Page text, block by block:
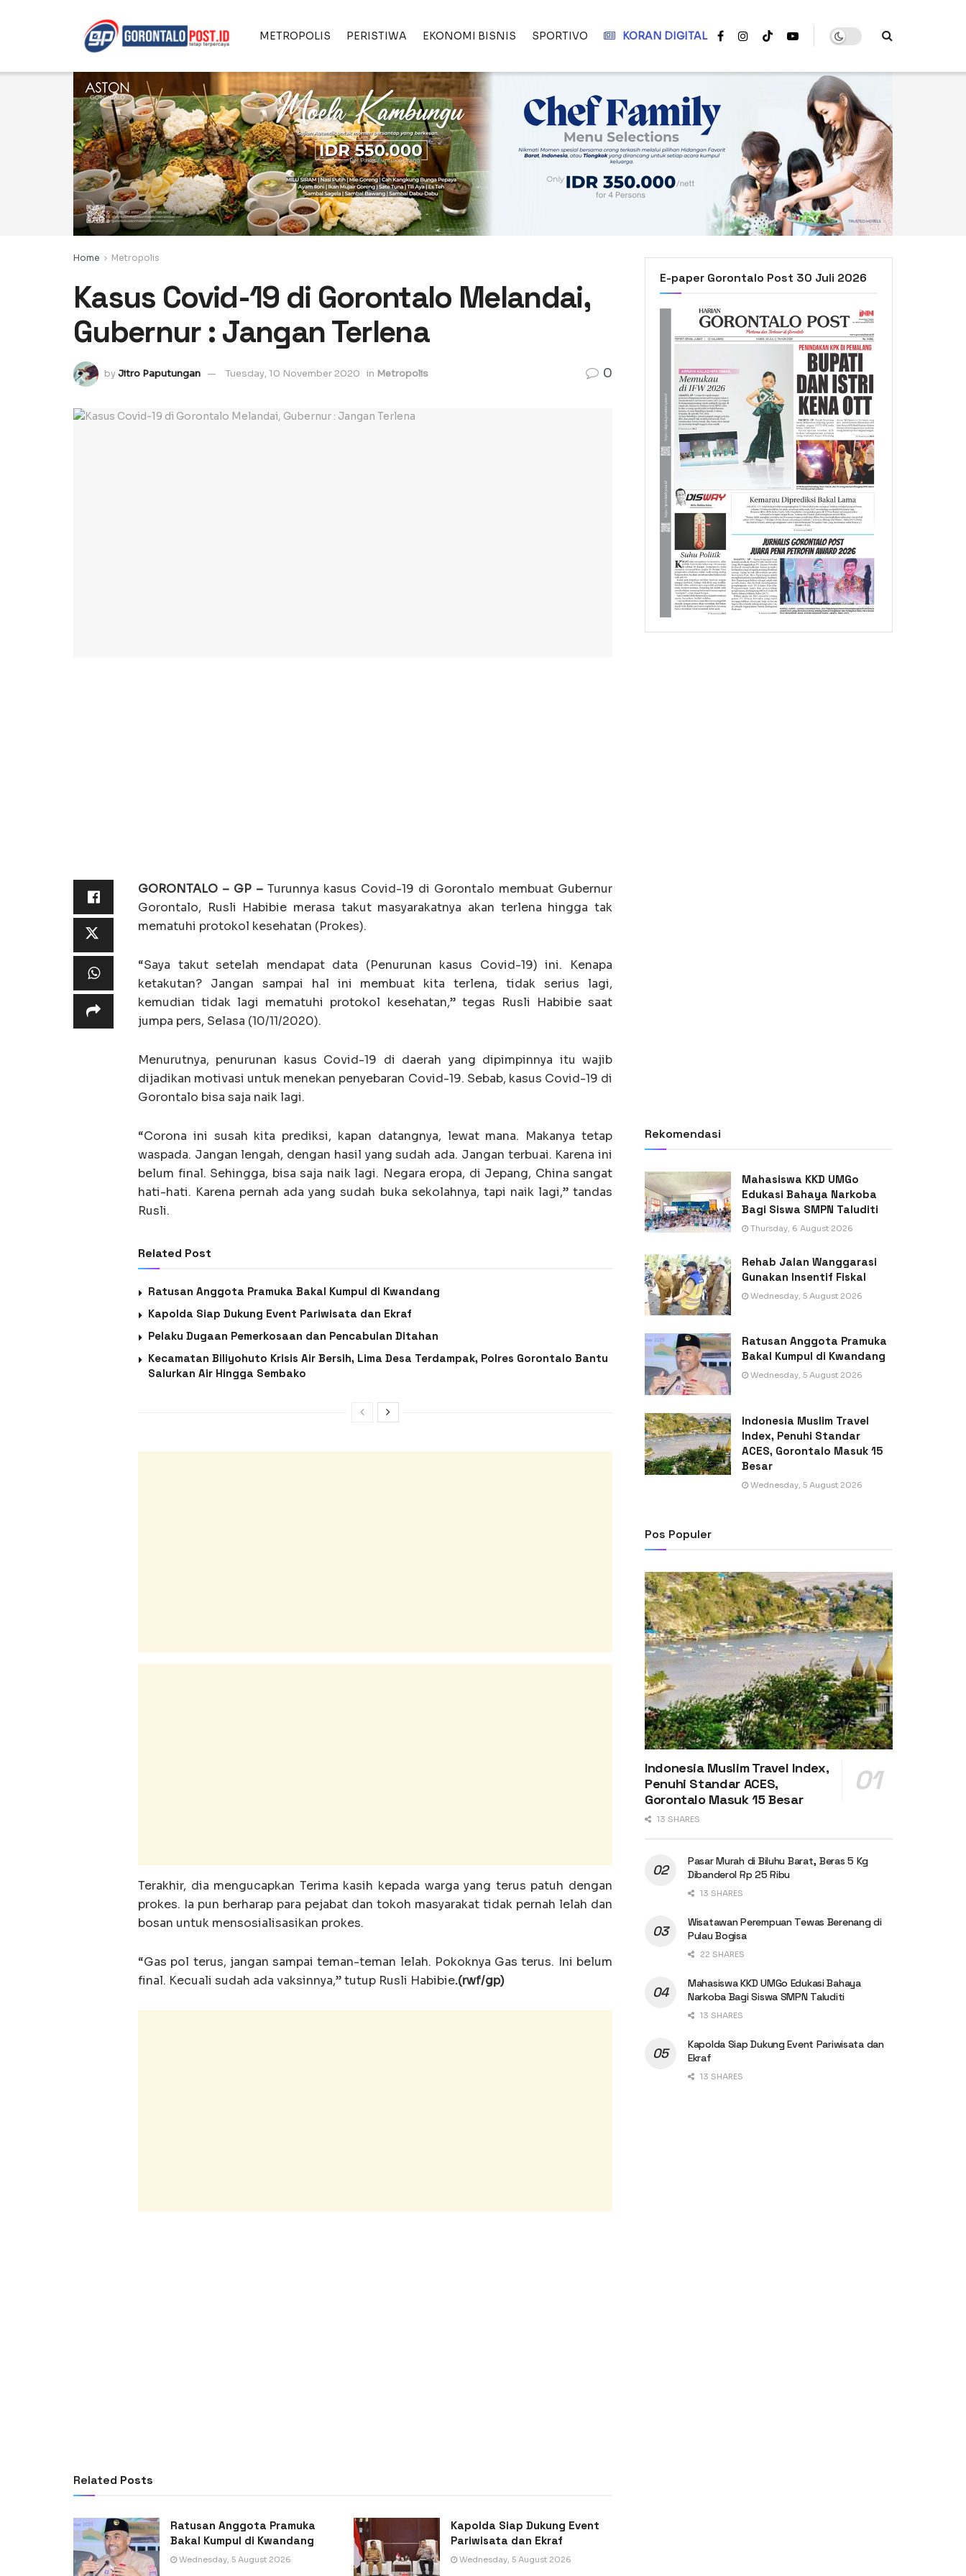
METROPOLIS PERISTIWA EKONOMI BISNIS SPORTIVO KORAN DIGITAL
Home Metropolis
Kasus Covid-19 di Gorontalo Melandai,
Gubernur : Jangan Terlena
byJitro Paputungan Tuesday, 10 November 2020 in Metropolis 0
GORONTALO – GP – Turunnya kasus Covid-19 di Gorontalo membuat Gubernur
Gorontalo, Rusli Habibie merasa takut masyarakatnya akan terlena hingga tak
mematuhi protokol kesehatan (Prokes).
“Saya takut setelah mendapat data (Penurunan kasus Covid-19) ini. Kenapa
ketakutan? Jangan sampai hal ini membuat kita terlena, tidak serius lagi,
kemudian tidak lagi mematuhi protokol kesehatan,” tegas Rusli Habibie saat
jumpa pers, Selasa (10/11/2020).
Menurutnya, penurunan kasus Covid-19 di daerah yang dipimpinnya itu wajib
dijadikan motivasi untuk menekan penyebaran Covid-19. Sebab, kasus Covid-19 di
Gorontalo bisa saja naik lagi.
“Corona ini susah kita prediksi, kapan datangnya, lewat mana. Makanya tetap
waspada. Jangan lengah, dengan hasil yang sudah ada. Jangan terbuai. Karena ini
belum final. Sehingga, bisa saja naik lagi. Negara eropa, di Jepang, China sangat
hati-hati. Karena pernah ada yang sudah buka sekolahnya, tapi naik lagi,” tandas
Rusli.
Related Post
Ratusan Anggota Pramuka Bakal Kumpul di Kwandang
Kapolda Siap Dukung Event Pariwisata dan Ekraf
Pelaku Dugaan Pemerkosaan dan Pencabulan Ditahan
Kecamatan Biliyohuto Krisis Air Bersih, Lima Desa Terdampak, Polres Gorontalo Bantu
Salurkan Air Hingga Sembako
Terakhir, dia mengucapkan Terima kasih kepada warga yang terus patuh dengan
prokes. Ia pun berharap para pejabat dan tokoh masyarakat tidak pernah lelah dan
bosan untuk mensosialisasikan prokes.
“Gas pol terus, jangan sampai teman-teman lelah. Pokoknya Gas terus. Ini belum
final. Kecuali sudah ada vaksinnya,” tutup Rusli Habibie.(rwf/gp)
Related Posts
Ratusan Anggota Pramuka
Bakal Kumpul di Kwandang
Wednesday, 5 August 2026
Kapolda Siap Dukung Event
Pariwisata dan Ekraf
Wednesday, 5 August 2026
E-paper Gorontalo Post 30 Juli 2026
Rekomendasi
Mahasiswa KKD UMGo
Edukasi Bahaya Narkoba
Bagi Siswa SMPN Taluditi
Thursday, 6 August 2026
Rehab Jalan Wanggarasi
Gunakan Insentif Fiskal
Wednesday, 5 August 2026
Ratusan Anggota Pramuka
Bakal Kumpul di Kwandang
Wednesday, 5 August 2026
Indonesia Muslim Travel
Index, Penuhi Standar
ACES, Gorontalo Masuk 15
Besar
Wednesday, 5 August 2026
Pos Populer
Indonesia Muslim Travel Index,
Penuhi Standar ACES,
Gorontalo Masuk 15 Besar
13 SHARES
Pasar Murah di Biluhu Barat, Beras 5 Kg
Dibanderol Rp 25 Ribu
13 SHARES
Wisatawan Perempuan Tewas Berenang di
Pulau Bogisa
22 SHARES
Mahasiswa KKD UMGo Edukasi Bahaya
Narkoba Bagi Siswa SMPN Taluditi
13 SHARES
Kapolda Siap Dukung Event Pariwisata dan
Ekraf
13 SHARES